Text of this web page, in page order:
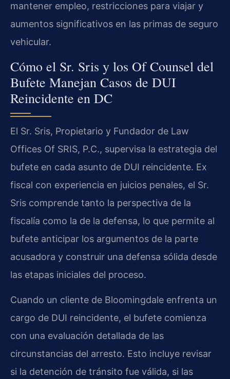
mantener empleo, restricciones para viajar y
aumentos significativos en las primas de seguro
vehicular.
Cómo el Sr. Sris y los Of Counsel del
Bufete Manejan Casos de DUI
Reincidente en DC
El Sr. Sris, Propietario y Fundador de Law
Offices Of SRIS, P.C., supervisa la estrategia del
bufete en cada asunto de DUI reincidente. Ex
fiscal con experiencia en juicios penales, el Sr.
Sris comprende tanto la perspectiva de la
fiscalía como la de la defensa, lo que permite al
bufete anticipar los argumentos de la parte
acusadora y construir una defensa sólida desde
las etapas iniciales del proceso.
Cuando un cliente de Bloomingdale enfrenta un
cargo de DUI reincidente, el bufete comienza
con una evaluación detallada de las
circunstancias del arresto. Esto incluye revisar
si la detención de tránsito fue válida, si las